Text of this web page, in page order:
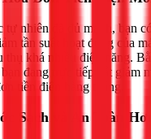
tự nhiên đã đủ mạnh, bạn
tần suất hoạt động của
thụ khá nhiều điện năng.
bạn đang trực tiếp cắt giảm
tiền điện hàng tháng.
Sạch và An Toàn Hơn